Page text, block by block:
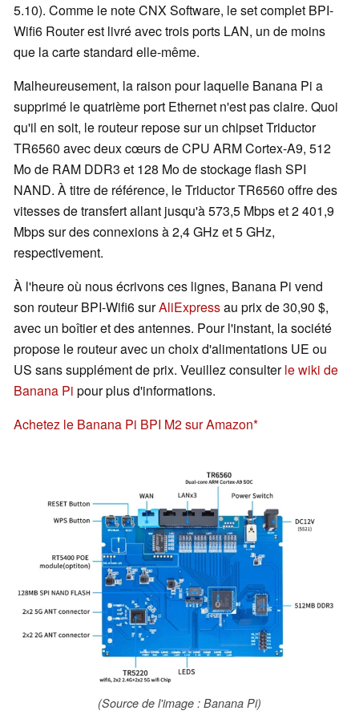
5.10). Comme le note CNX Software, le set complet BPI-
Wifi6 Router est livré avec trois ports LAN, un de moins
que la carte standard elle-même.
Malheureusement, la raison pour laquelle Banana Pi a
supprimé le quatrième port Ethernet n'est pas claire. Quoi
qu'il en soit, le routeur repose sur un chipset Triductor
TR6560 avec deux cœurs de CPU ARM Cortex-A9, 512
Mo de RAM DDR3 et 128 Mo de stockage flash SPI
NAND. À titre de référence, le Triductor TR6560 offre des
vitesses de transfert allant jusqu'à 573,5 Mbps et 2 401,9
Mbps sur des connexions à 2,4 GHz et 5 GHz,
respectivement.
À l'heure où nous écrivons ces lignes, Banana Pi vend
son routeur BPI-Wifi6 surAliExpressau prix de 30,90 $,
avec un boîtier et des antennes. Pour l'instant, la société
propose le routeur avec un choix d'alimentations UE ou
US sans supplément de prix. Veuillez consulterle wiki de
Banana Pi pour plus d'informations.
Achetez le Banana Pi BPI M2 sur Amazon
(Source de l'image : Banana Pi)